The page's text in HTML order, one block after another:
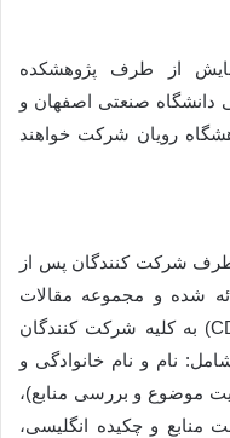
از طرف پژوهشکده
دانشگاه صنعتی اصفهان و
رویان شرکت خواهند
طرف شرکت کنندگان پس از
شده و مجموعه مقالات
پذیرفته شده به صورت لوح فشرده (CD) به کلیه شرکت کنندگان
نام و نام خانوادگی و
موضوع و بررسی منابع)،
منابع و چکیده انگلیسی،